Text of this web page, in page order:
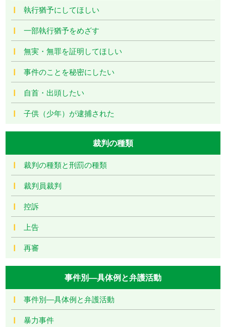
執行猶予にしてほしい
一部執行猶予をめざす
無実・無罪を証明してほしい
事件のことを秘密にしたい
自首・出頭したい
子供（少年）が逮捕された
裁判の種類
裁判の種類と刑罰の種類
裁判員裁判
控訴
上告
再審
事件別―具体例と弁護活動
事件別―具体例と弁護活動
暴力事件